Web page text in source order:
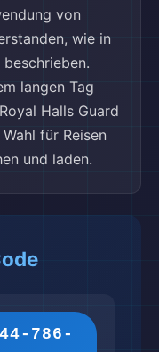
von
wie in
langen Tag
Halls Guard
für Reisen
und laden.
786-